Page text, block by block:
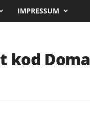
IMPRESSUM
kod Doma